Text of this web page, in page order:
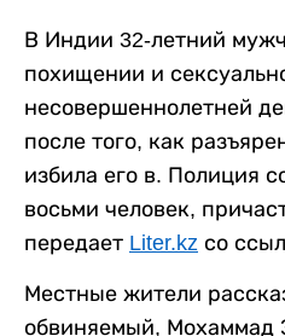
В Индии 32-летний
похищении и
несовершеннолетней
после того, как
избила его в. Полиция
восьми человек,
передает Liter.kz со
Местные жители
обвиняемый, Мохаммад